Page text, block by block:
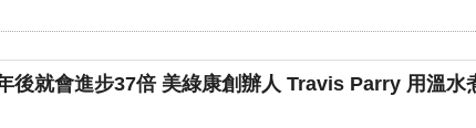
每天進步1％，一年後就會進步37倍 美綠康創辦人